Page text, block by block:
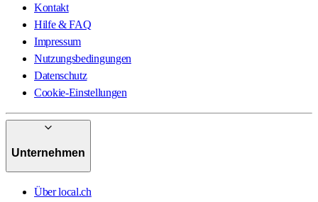
Kontakt
Hilfe & FAQ
Impressum
Nutzungsbedingungen
Datenschutz
Cookie-Einstellungen
Unternehmen
Über local.ch